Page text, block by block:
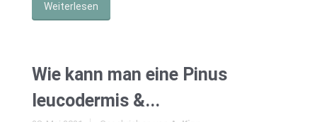
Weiterlesen
Wie kann man eine Pinus
leucodermis &...